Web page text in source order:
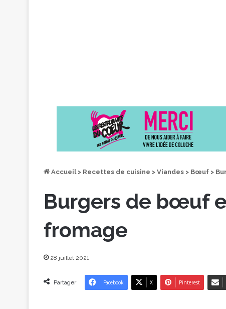
Accueil > Recettes de cuisine > Viandes > Bœuf >
Burgers de bœuf
fromage
28 juillet 2021
Partager Facebook X Pinterest